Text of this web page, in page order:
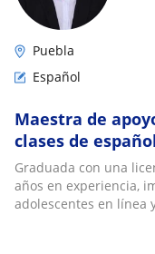
Puebla
Español
Maestra de
clases de
ortografica
Graduada con una
años en experiencia,
adolescentes en línea